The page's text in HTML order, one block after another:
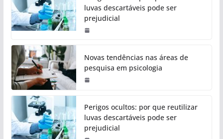
luvas descartáveis pode ser
prejudicial
Novas tendências nas áreas de
pesquisa em psicologia
Perigos ocultos: por que reutilizar
luvas descartáveis pode ser
prejudicial